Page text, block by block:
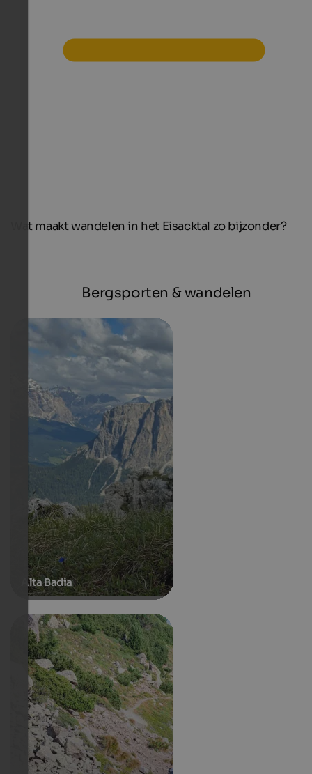
Wat maakt wandelen in het Eisacktal zo bijzonder?
Bergsporten & wandelen
Alta Badia